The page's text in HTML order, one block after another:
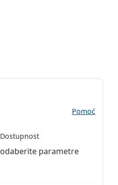
Pomoć
Dostupnost
odaberite parametre